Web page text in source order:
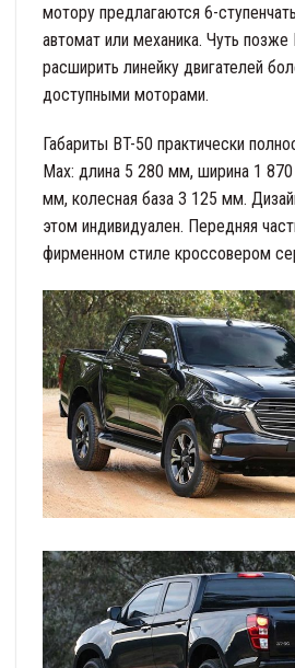
мотору предлагаются 6-
автомат или механика. Чуть позже
расширить линейку двигателей
доступными моторами.
Габариты BT-50 практически
Max: длина 5 280 мм, ширина 1
мм, колесная база 3 125 мм.
этом индивидуален. Передняя
фирменном стиле кроссовером